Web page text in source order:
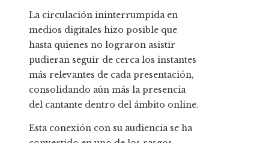
La circulación ininterrumpida en
medios digitales hizo posible que
hasta quienes no lograron asistir
pudieran seguir de cerca los instantes
más relevantes de cada presentación,
consolidando aún más la presencia
del cantante dentro del ámbito online.
Esta conexión con su audiencia se ha